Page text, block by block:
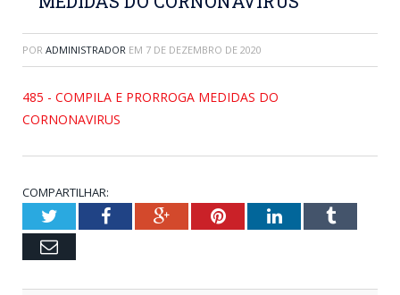
POR ADMINISTRADOR EM 7 DE DEZEMBRO DE 2020
485 - COMPILA E PRORROGA MEDIDAS DO
CORNONAVIRUS
COMPARTILHAR:
TwitterFacebookGoogle+PinterestLinkedInTumblr
Email